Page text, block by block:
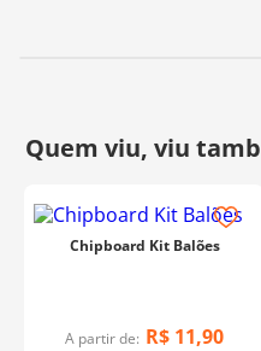
Chipboard Kit Balões
A partir de: R$ 11,90